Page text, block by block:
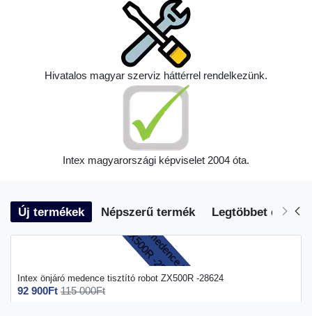
Hivatalos magyar szerviz háttérrel rendelkezünk.
Intex magyarországi képviselet 2004 óta.
Új termékek Népszerű termék Legtöbbet eladott
Intex önjáró medence tisztító robot ZX500R -28624
92 900Ft 115 000Ft